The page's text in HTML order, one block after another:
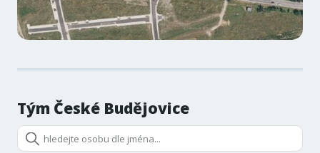
Tým České Budějovice